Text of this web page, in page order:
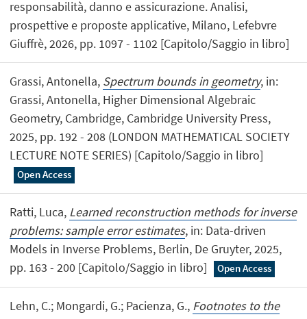
responsabilità, danno e assicurazione. Analisi,
prospettive e proposte applicative, Milano, Lefebvre
Giuffrè, 2026, pp. 1097 - 1102 [Capitolo/Saggio in libro]
Grassi, Antonella, Spectrum bounds in geometry, in:
Grassi, Antonella, Higher Dimensional Algebraic
Geometry, Cambridge, Cambridge University Press,
2025, pp. 192 - 208 (LONDON MATHEMATICAL SOCIETY
LECTURE NOTE SERIES) [Capitolo/Saggio in libro]
Open Access
Ratti, Luca, Learned reconstruction methods for inverse
problems: sample error estimates, in: Data-driven
Models in Inverse Problems, Berlin, De Gruyter, 2025,
pp. 163 - 200 [Capitolo/Saggio in libro]
Open Access
Lehn, C.; Mongardi, G.; Pacienza, G., Footnotes to the